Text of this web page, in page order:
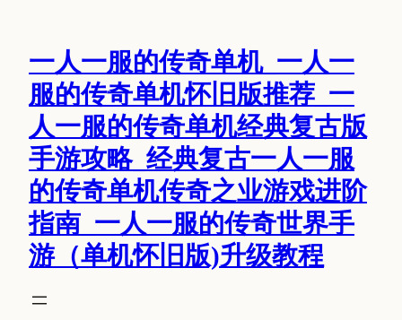
一人一服的传奇单机_一人一
服的传奇单机怀旧版推荐_一
人一服的传奇单机经典复古版
手游攻略_经典复古一人一服
的传奇单机传奇之业游戏进阶
指南_一人一服的传奇世界手
游（单机怀旧版)升级教程